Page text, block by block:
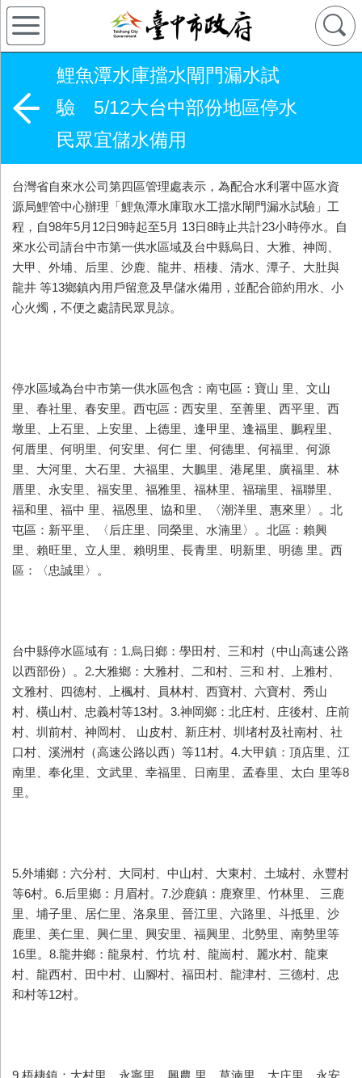
鯉魚潭水庫擋水閘門漏水試
驗 5/12大台中部份地區停水
民眾宜儲水備用
台灣省自來水公司第四區管理處表示，為配合水利署中區水資
源局鯉管中心辦理「鯉魚潭水庫取水工擋水閘門漏水試驗」工
程，自98年5月12日9時起至5月 13日8時止共計23小時停水。自
來水公司請台中市第一供水區域及台中縣烏日、大雅、神岡、
大甲、外埔、后里、沙鹿、龍井、梧棲、清水、潭子、大肚與
龍井 等13鄉鎮內用戶留意及早儲水備用，並配合節約用水、小
心火燭，不便之處請民眾見諒。
停水區域為台中市第一供水區包含：南屯區：寶山 里、文山
里、春社里、春安里。西屯區：西安里、至善里、西平里、西
墩里、上石里、上安里、上德里、逢甲里、逢福里、鵬程里、
何厝里、何明里、何安里、何仁 里、何德里、何福里、何源
里、大河里、大石里、大福里、大鵬里、港尾里、廣福里、林
厝里、永安里、福安里、福雅里、福林里、福瑞里、福聯里、
福和里、福中 里、福恩里、協和里、〈潮洋里、惠來里〉。北
屯區：新平里、〈后庄里、同榮里、水湳里〉。北區：賴興
里、賴旺里、立人里、賴明里、長青里、明新里、明德 里。西
區：〈忠誠里〉。
台中縣停水區域有：1.烏日鄉：學田村、三和村（中山高速公路
以西部份）。2.大雅鄉：大雅村、二和村、三和 村、上雅村、
文雅村、四德村、上楓村、員林村、西寶村、六寶村、秀山
村、橫山村、忠義村等13村。3.神岡鄉：北庄村、庄後村、庄前
村、圳前村、神岡村、 山皮村、新庄村、圳堵村及社南村、社
口村、溪洲村（高速公路以西）等11村。4.大甲鎮：頂店里、江
南里、奉化里、文武里、幸福里、日南里、孟春里、太白 里等8
里。
5.外埔鄉：六分村、大同村、中山村、大東村、土城村、永豐村
等6村。6.后里鄉：月眉村。7.沙鹿鎮：鹿寮里、竹林里、 三鹿
里、埔子里、居仁里、洛泉里、晉江里、六路里、斗抵里、沙
鹿里、美仁里、興仁里、興安里、福興里、北勢里、南勢里等
16里。8.龍井鄉：龍泉村、竹坑 村、龍崗村、麗水村、龍東
村、龍西村、田中村、山腳村、福田村、龍津村、三德村、忠
和村等12村。
9.梧棲鎮：大村里、永寧里、興農 里、草湳里、大庄里、永安